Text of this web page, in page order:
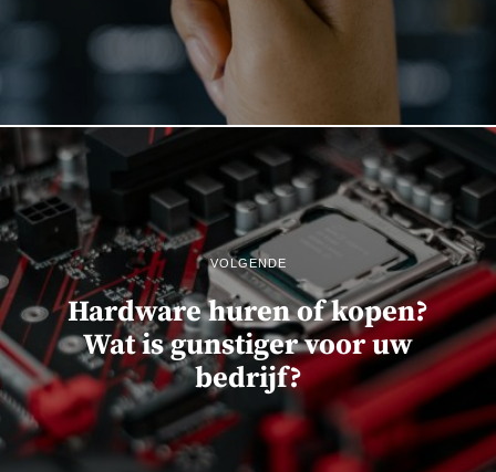
VOLGENDE
Hardware huren of kopen?
Wat is gunstiger voor uw
bedrijf?